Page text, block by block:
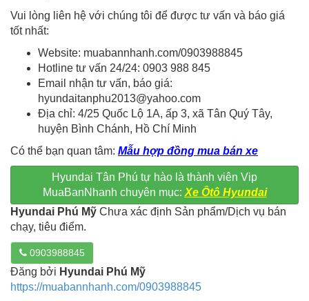
Vui lòng liên hệ với chúng tôi để được tư vấn và báo giá
tốt nhất:
Website: muabannhanh.com/0903988845
Hotline tư vấn 24/24: 0903 988 845
Email nhận tư vấn, báo giá:
hyundaitanphu2013@yahoo.com
Địa chỉ: 4/25 Quốc Lộ 1A, ấp 3, xã Tân Quý Tây,
huyện Bình Chánh, Hồ Chí Minh
Có thể bạn quan tâm: Mẫu hợp đồng mua bán xe
Hyundai Tân Phú tự hào là thành viên Vip
MuaBanNhanh chuyên mục: Xe Ôtô Hyundai
Hyundai Phú Mỹ Chưa xác định Sản phẩm/Dịch vụ bán
chạy, tiêu điểm.
0903988845
Đăng bởi Hyundai Phú Mỹ
https://muabannhanh.com/0903988845